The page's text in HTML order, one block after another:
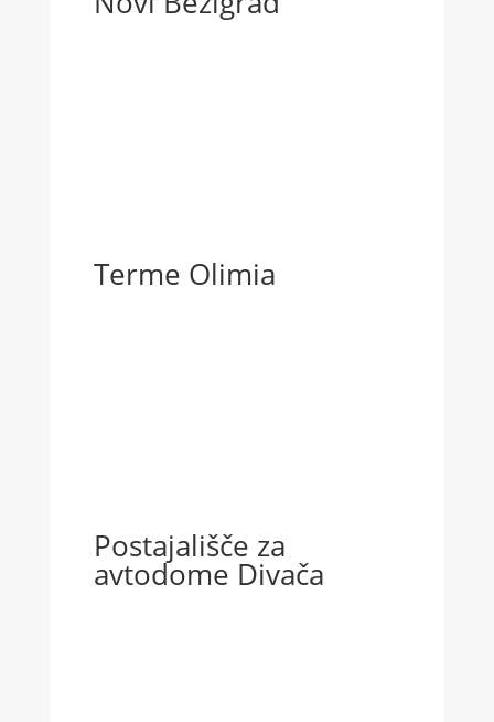
Terme Olimia
Postajališče za
avtodome Divača